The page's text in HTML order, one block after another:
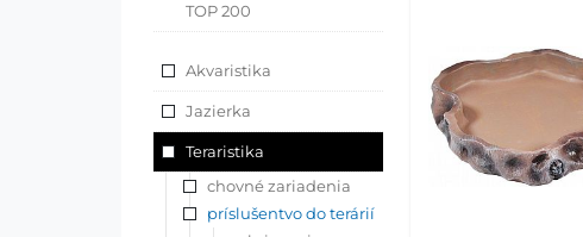
TOP 200
Akvaristika
Jazierka
Teraristika
chovné zariadenia
príslušentvo do terárií